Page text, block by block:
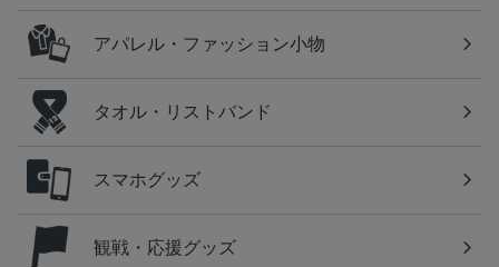
アパレル・ファッション小物
タオル・リストバンド
スマホグッズ
観戦・応援グッズ